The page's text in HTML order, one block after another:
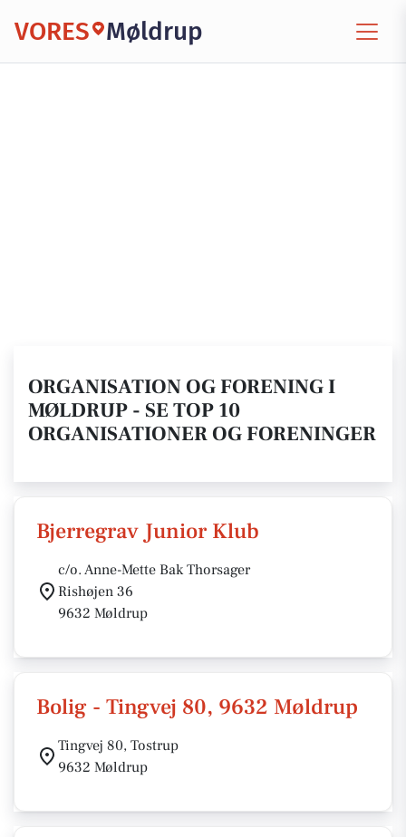
VORES Møldrup
ORGANISATION OG FORENING I
MØLDRUP - SE TOP 10
ORGANISATIONER OG FORENINGER
Bjerregrav Junior Klub
c/o. Anne-Mette Bak Thorsager
Rishøjen 36
9632 Møldrup
Bolig - Tingvej 80, 9632 Møldrup
Tingvej 80, Tostrup
9632 Møldrup